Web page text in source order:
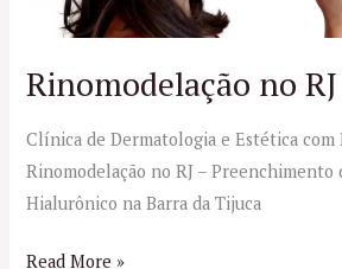
Rinomodelação no RJ
Clínica de Dermatologia e Estética com
Rinomodelação no RJ – Preenchimento
Hialurônico na Barra da Tijuca
Read More »